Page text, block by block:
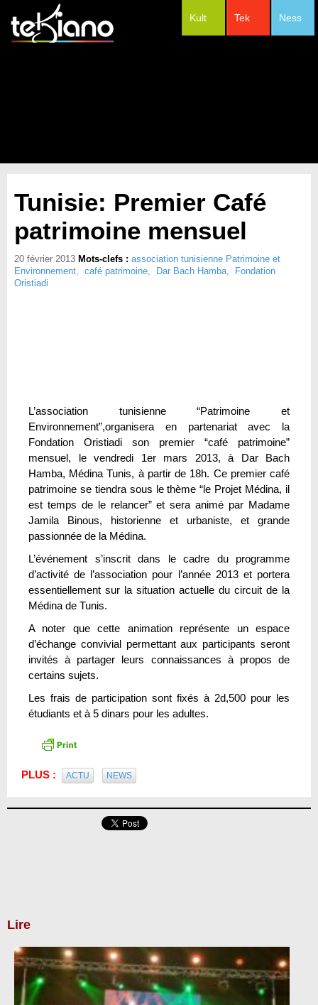
Ness
Tek
Kult
Tunisie: Premier Café
patrimoine mensuel
20 février 2013 Mots-clefs : association tunisienne Patrimoine et
Environnement, café patrimoine, Dar Bach Hamba,
Fondation
Oristiadi
L’association tunisienne “Patrimoine et
Environnement”,organisera en partenariat avec la
Fondation Oristiadi son premier “café patrimoine”
mensuel, le vendredi 1er mars 2013, à Dar Bach
Hamba, Médina Tunis, à partir de 18h. Ce premier café
patrimoine se tiendra sous le thème “le Projet Médina, il
est temps de le relancer” et sera animé par Madame
Jamila Binous, historienne et urbaniste, et grande
passionnée de la Médina.
L’événement s’inscrit dans le cadre du programme
d’activité de l’association pour l’année 2013 et portera
essentiellement sur la situation actuelle du circuit de la
Médina de Tunis.
A noter que cette animation représente un espace
d’échange convivial permettant aux participants seront
invités à partager leurs connaissances à propos de
certains sujets.
Les frais de participation sont fixés à 2d,500 pour les
étudiants et à 5 dinars pour les adultes.
PLUS : ACTU NEWS
Lire